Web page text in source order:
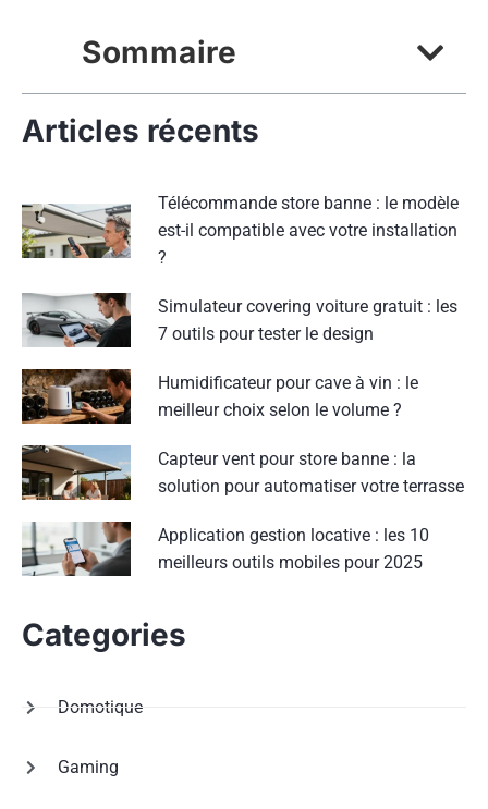
Sommaire
Articles récents
Télécommande store banne : le modèle
est-il compatible avec votre installation
?
Simulateur covering voiture gratuit : les
7 outils pour tester le design
Humidificateur pour cave à vin : le
meilleur choix selon le volume ?
Capteur vent pour store banne : la
solution pour automatiser votre terrasse
Application gestion locative : les 10
meilleurs outils mobiles pour 2025
Categories
Domotique
Gaming